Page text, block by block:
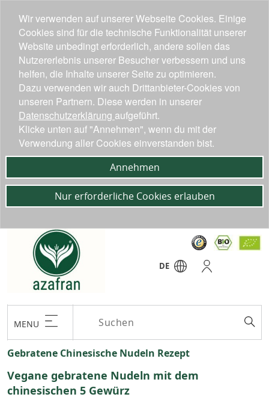
DE
MENU
Gebratene Chinesische Nudeln Rezept
Vegane gebratene Nudeln mit dem
chinesischen 5 Gewürz
Wir verwenden auf unserer Webseite Cookies. Einige
Cookies sind für die technische Funktionalität unserer
Website unbedingt erforderlich, andere sollen das
Nutzererlebnis unserer Besucher verbessern und uns
helfen, die Inhalte unserer Seite zu optimieren.
Dazu verwenden wir auch Drittanbieter-Cookies von
unseren Partnern. Diese werden in unserer
Datenschutzerklärung aufgeführt.
Klicke unten auf "Annehmen", wenn du mit der
Verwendung aller Cookies einverstanden bist.
Annehmen
Nur erforderliche Cookies erlauben